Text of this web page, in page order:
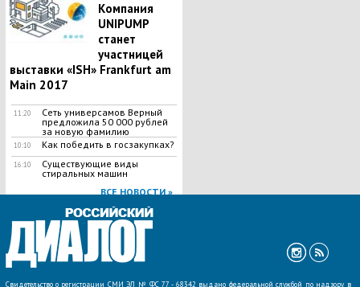
Компания
UNIPUMP
станет
участницей
выставки «ISH» Frankfurt am
Main 2017
11:20
Сеть универсамов Верный
предложила 50 000 рублей
за новую фамилию
10:10 Как победить в госзакупках?
16:10
Существующие виды
стиральных машин
ВСЕ НОВОСТИ »
Свидетельство о регистрации СМИ ЭЛ № ФС 77 - 68342 выдано федеральной службой по надзору в